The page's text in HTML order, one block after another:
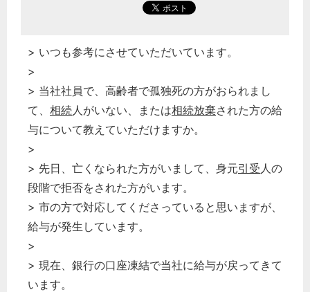
> いつも参考にさせていただいています。
>
> 当社社員で、高齢者で孤独死の方がおられまし
て、 相続人がいない、または相続放棄された方の給
与について教えていただけますか。
>
> 先日、亡くなられた方がいまして、身元引受人の
段階で拒否をされた方がいます。
> 市の方で対応してくださっていると思いますが、
給与が発生しています。
>
> 現在、銀行の口座凍結で当社に給与が戻ってきて
います。